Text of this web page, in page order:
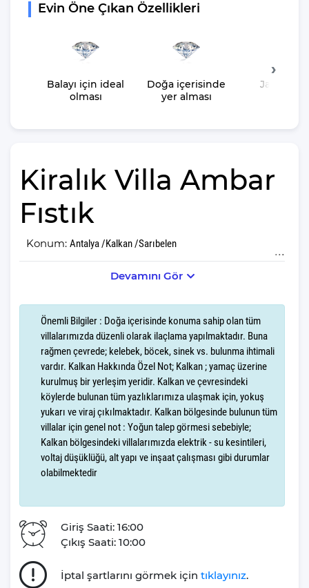
Evin Öne Çıkan Özellikleri
Balayı için ideal
olması
Doğa içerisinde
yer alması
Kiralık Villa Ambar
Fıstık
Konum: Antalya /Kalkan /Sarıbelen
Güzel ve unutulmaz anılar biriktirmek isteyen çiftler, sizi Villa
tasarlanmış bu villada, hayalinizdeki balayını gerçeğe
dönüştürme fırsatını bulacaksınız. Özellikle 4 kişilik
kapasitesiyle romantik ve huzurlu bir tatil geçirmek isteyen çiftler
ve aileler için ideal bir seçenektir.
Denizin ve doğanın harmonik buluşması ile şekillenen manzara,
huzur içinde zaman geçirme olanağı sunuyor. Sabahları, güneşin
ilk ışıkları ile uyanıp, balkonunuzdan
doğa manzarasına bakarken içeceğiniz bir fincan kahve, baş
başa geçireceğiniz zamanın kıymetini bir kat daha artıracak.
fonksiyonel bir yaşam alanı sunuyor.
Villa Ambar Fıstık,Tatilseverlerin unutulmaz anılar biriktirerek
evlerine dönmesini amaçlayan Villa Gezegeni, siz ve
sevdiklerinizle paylaşılan her özel anın bir parçası olmayı
Devamını Gör
Önemli Bilgiler : Doğa içerisinde konuma sahip olan tüm
villalarımızda düzenli olarak ilaçlama yapılmaktadır. Buna
rağmen çevrede; kelebek, böcek, sinek vs. bulunma ihtimali
vardır. Kalkan Hakkında Özel Not; Kalkan ; yamaç üzerine
kurulmuş bir yerleşim yeridir. Kalkan ve çevresindeki
köylerde bulunan tüm yazlıklarımıza ulaşmak için, yokuş
yukarı ve viraj çıkılmaktadır. Kalkan bölgesinde bulunun tüm
villalar için genel not : Yoğun talep görmesi sebebiyle;
Kalkan bölgesindeki villalarımızda elektrik - su kesintileri,
voltaj düşüklüğü, alt yapı ve inşaat çalışması gibi durumlar
olabilmektedir
Giriş Saati: 16:00
Çıkış Saati: 10:00
İptal şartlarını görmek için tıklayınız.